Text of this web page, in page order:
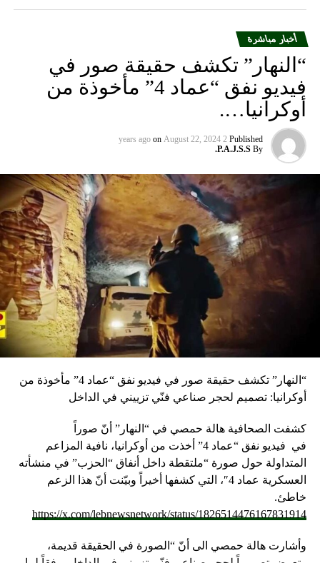
أخبار مباشرة
“النهار” تكشف حقيقة صور في
فيديو نفق “عماد 4” مأخوذة من
أوكرانيا….
Published
2 years ago
on August 22, 2024
By
P.A.J.S.S.
“النهار” تكشف حقيقة صور في فيديو نفق “عماد 4” مأخوذة من
أوكرانيا: تصميم لحجر صناعي فنّي تزييني في الداخل
كشفت الصحافية هالة حمصي في “النهار” أنّ صوراً
في فيديو
نفق “عماد 4” أخذت من أوكرانيا، نافية المزاعم
المتداولة حول صورة “ملتقطة داخل أنفاق “الحزب” في منشأته
العسكرية عماد 4″، التي كشفها أخيراً وبيّنت أنّ هذا الزعم
خاطئ.
https://x.com/lebnewsnetwork/status/1826514476167831914
وأشارت هالة حمصي الى أنّ “الصورة في الحقيقة قديمة،